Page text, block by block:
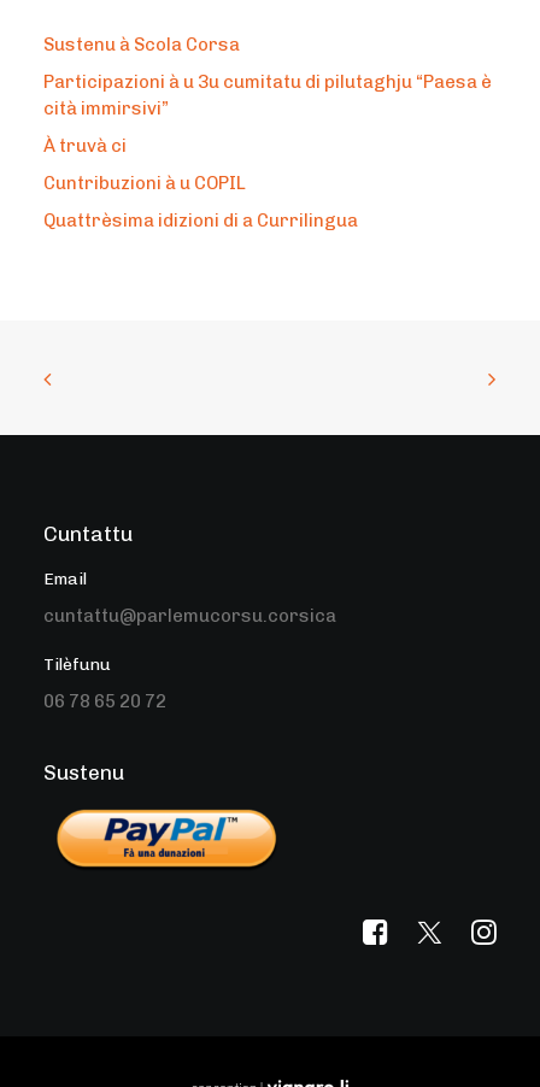
Sustenu à Scola Corsa
Participazioni à u 3u cumitatu di pilutaghju “Paesa è
cità immirsivi”
À truvà ci
Cuntribuzioni à u COPIL
Quattrèsima idizioni di a Currilingua
Cuntattu
Email
cuntattu@parlemucorsu.corsica
Tilèfunu
06 78 65 20 72
Sustenu